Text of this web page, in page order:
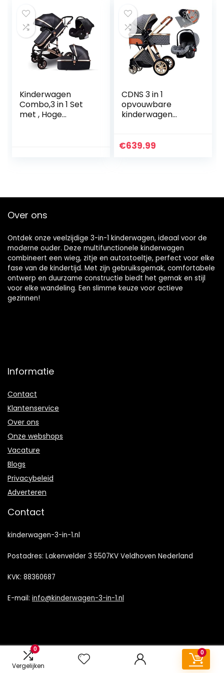
0
Vergelijken
0
Kinderwagen
Combo,3 in 1 Set
met , Hoge
CDNS 3 in 1
opvouwbare
kinderwagen
kinderwagen met
€639.99
Over ons
Ontdek onze veelzijdige 3-in-1 kinderwagen, ideaal voor de
moderne ouder. Deze multifunctionele kinderwagen
combineert een wieg, zitje en autostoeltje, perfect voor elke
fase van de kindertijd. Met zijn gebruiksgemak, comfortabele
ontwerp en duurzame constructie biedt het gemak en stijl
voor elke wandeling. Een slimme keuze voor actieve
gezinnen!
Informatie
Contact
Klantenservice
Over ons
Onze webshops
Vacature
Blogs
Privacybeleid
Adverteren
Contact
kinderwagen-3-in-1.nl
Postadres: Lakenvelder 3 5507KV Veldhoven Nederland
KVK: 88360687
E-mail: info@kinderwagen-3-in-1.nl
2022 © Kinderwagen-3-in-1.nl Alle rechten voorbehouden